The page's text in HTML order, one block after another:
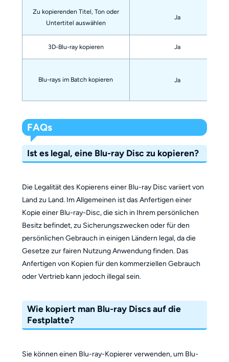
Zu kopierenden Titel, Ton oder
Untertitel auswählen
Ja
3D-Blu-ray kopieren Ja
Blu-rays im Batch kopieren Ja
FAQs
Ist es legal, eine Blu-ray Disc zu kopieren?
Die Legalität des Kopierens einer Blu-ray Disc variiert von
Land zu Land. Im Allgemeinen ist das Anfertigen einer
Kopie einer Blu-ray-Disc, die sich in Ihrem persönlichen
Besitz befindet, zu Sicherungszwecken oder für den
persönlichen Gebrauch in einigen Ländern legal, da die
Gesetze zur fairen Nutzung Anwendung finden. Das
Anfertigen von Kopien für den kommerziellen Gebrauch
oder Vertrieb kann jedoch illegal sein.
Wie kopiert man Blu-ray Discs auf die
Festplatte?
Sie können einen Blu-ray-Kopierer verwenden, um Blu-